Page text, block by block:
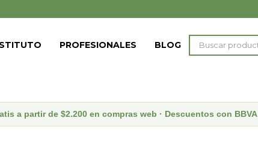
PROFESIONALES BLOG
a partir de $2.200 en compras web · Descuentos con BBVA